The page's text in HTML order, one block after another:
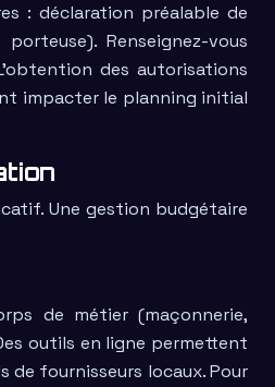
: déclaration préalable de
Renseignez-vous
des autorisations
impacter le planning initial
Une gestion budgétaire
de métier (maçonnerie,
outils en ligne permettent
de fournisseurs locaux. Pour